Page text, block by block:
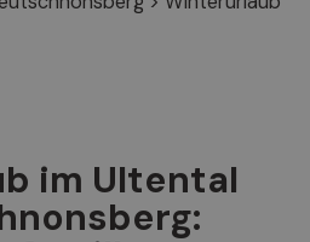
im Ultental